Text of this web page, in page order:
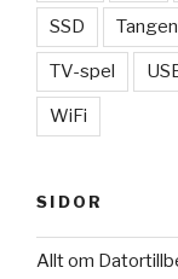
SSD
TV-spel
WiFi
SIDOR
Allt om